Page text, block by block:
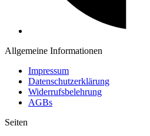
Allgemeine Informationen
Impressum
Datenschutzerklärung
Widerrufsbelehrung
AGBs
Seiten